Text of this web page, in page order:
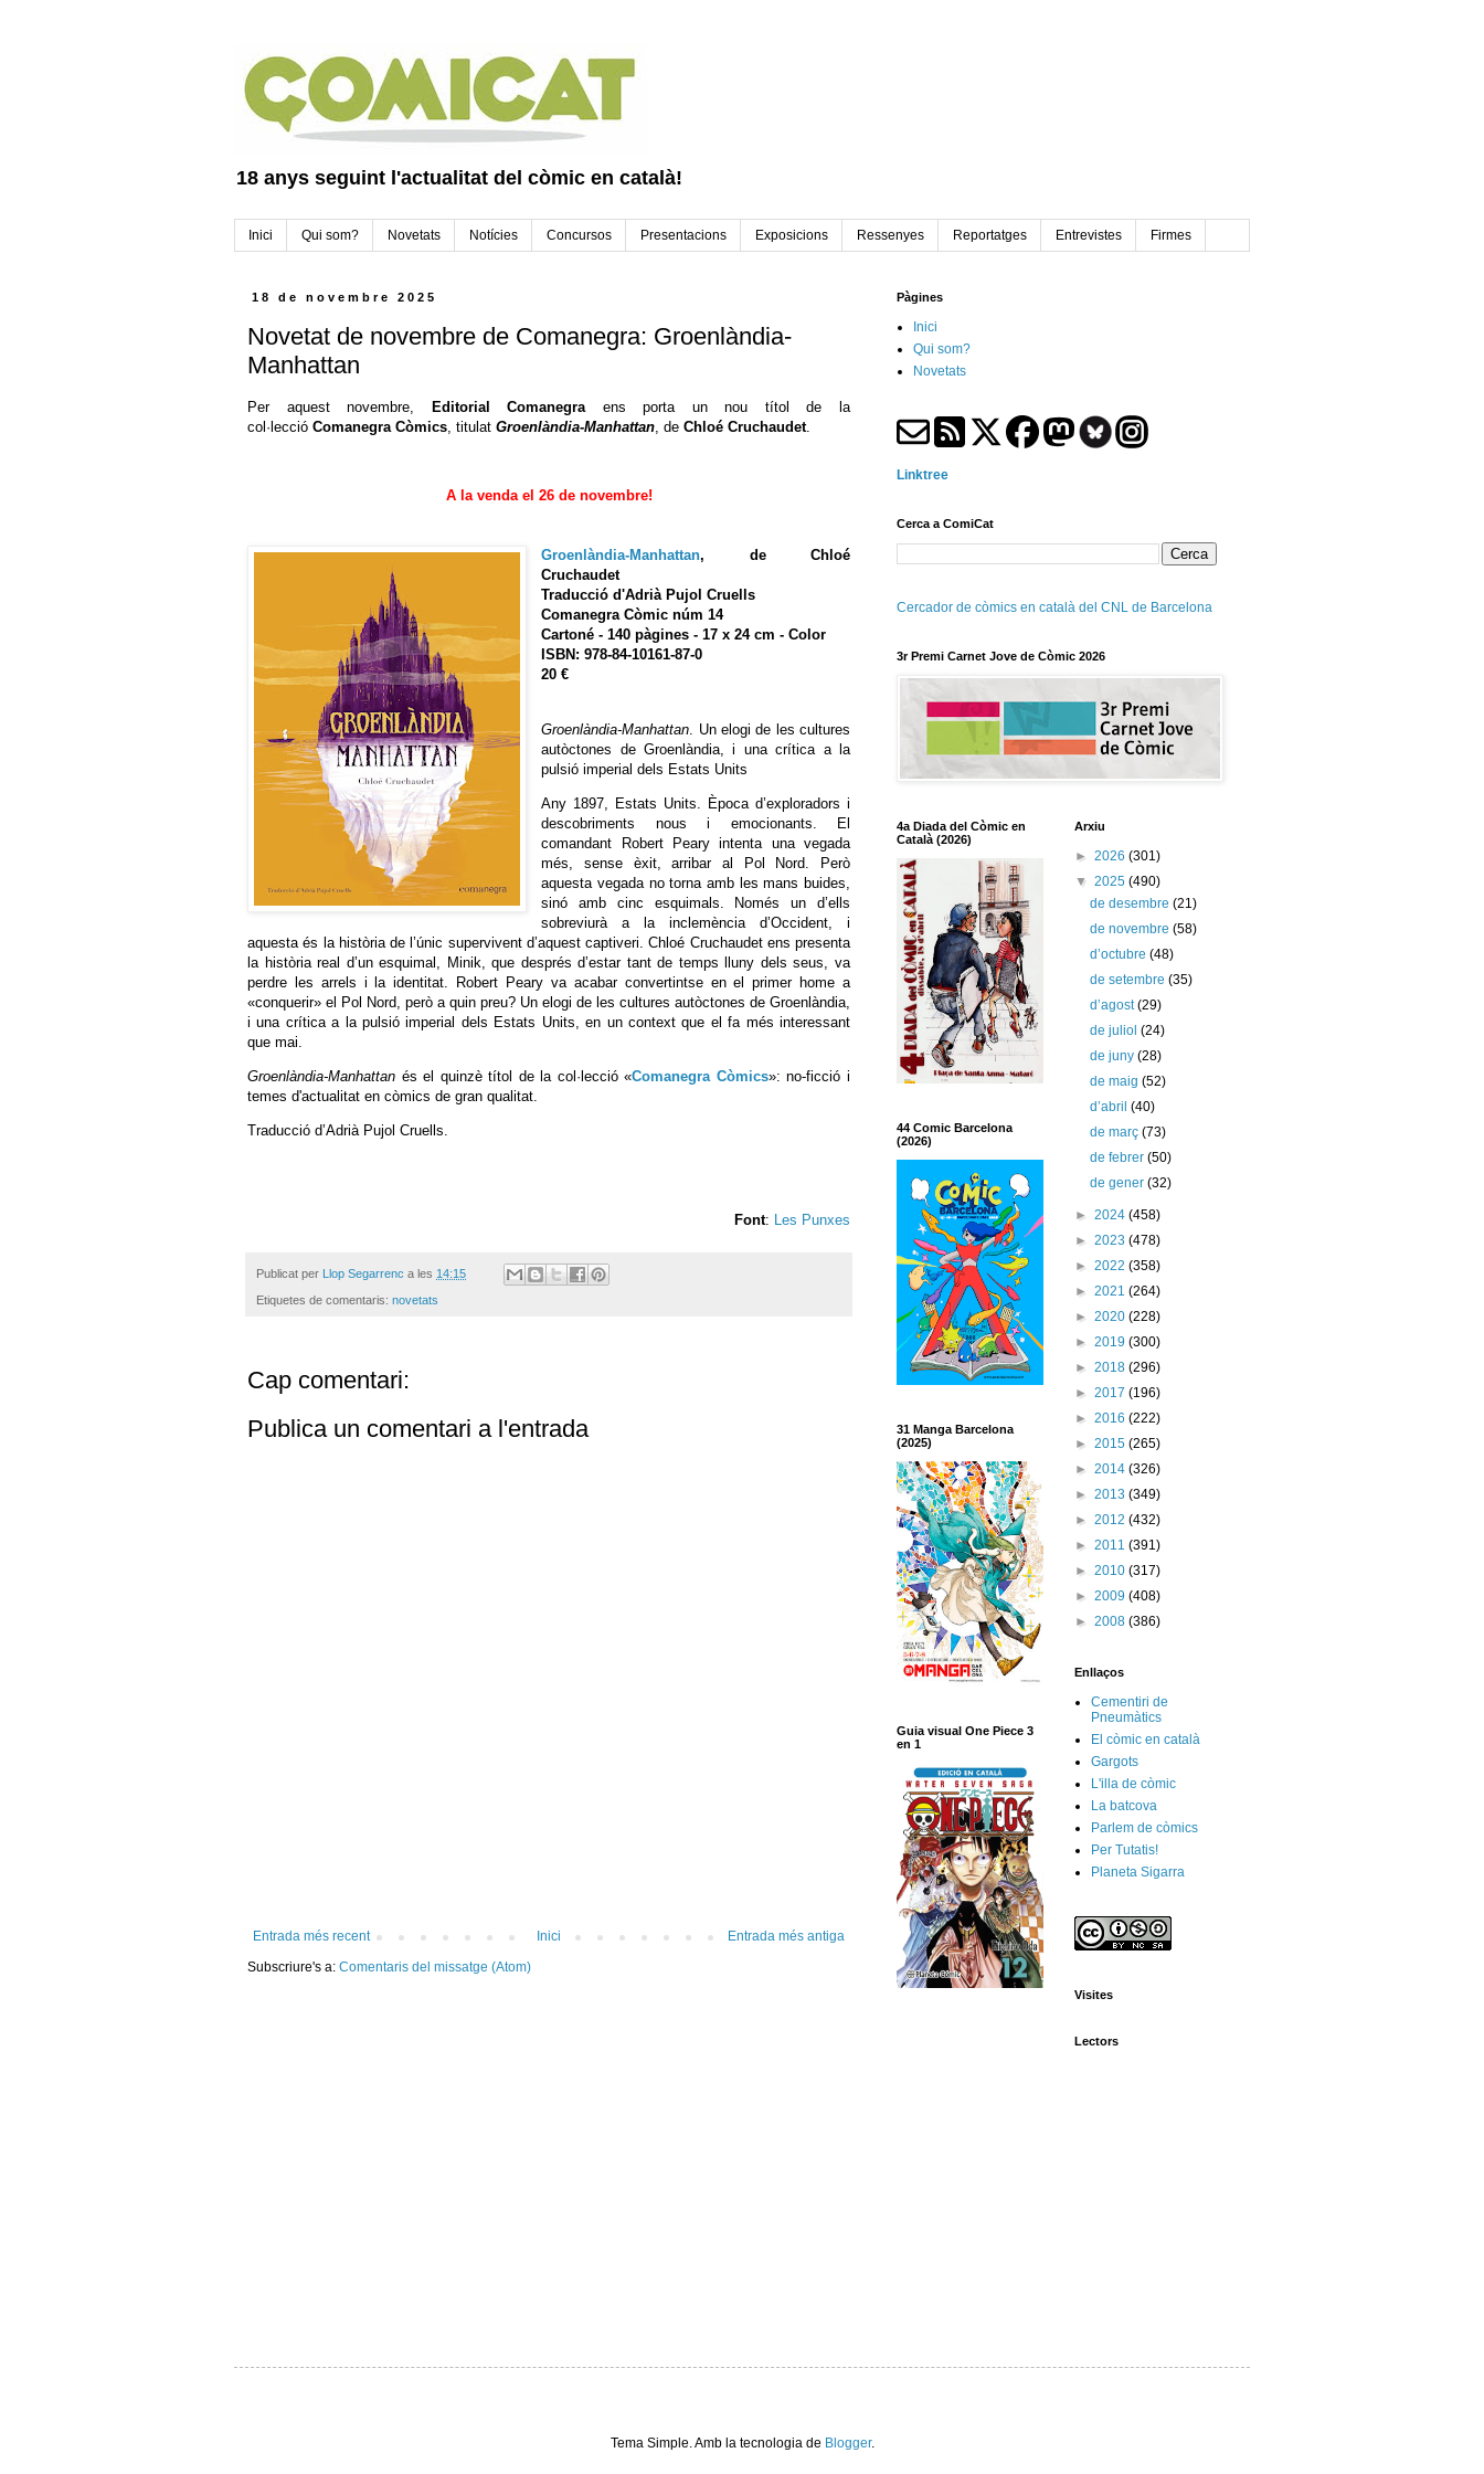
18 anys seguint l'actualitat del còmic en català!
Inici Qui som? Novetats Notícies Concursos Presentacions Exposicions Ressenyes Reportatges Entrevistes Firmes
18 de novembre 2025
Novetat de novembre de Comanegra: Groenlàndia-
Manhattan
Per aquest novembre, Editorial Comanegraens porta un nou títol de la
col·lecció Comanegra Còmics, titulat Groenlàndia-Manhattan, de Chloé Cruchaudet.
A la venda el 26 de novembre!
Groenlàndia-Manhattan, de Chloé
Cruchaudet
Traducció d'Adrià Pujol Cruells
Comanegra Còmic núm 14
Cartoné - 140 pàgines - 17 x 24 cm - Color
ISBN: 978-84-10161-87-0
20 €
Groenlàndia-Manhattan . Un elogi de les cultures
autòctones de Groenlàndia, i una crítica a la
pulsió imperial dels Estats Units
Any 1897, Estats Units. Època d’exploradors i
descobriments nous i emocionants. El
comandant Robert Peary intenta una vegada
més, sense èxit, arribar al Pol Nord. Però
aquesta vegada no torna amb les mans buides,
sinó amb cinc esquimals. Només un d’ells
sobreviurà a la inclemència d’Occident, i
aquesta és la història de l’únic supervivent d’aquest captiveri. Chloé Cruchaudet ens presenta
la història real d’un esquimal, Minik, que després d’estar tant de temps lluny dels seus, va
perdre les arrels i la identitat. Robert Peary va acabar convertintse en el primer home a
«conquerir» el Pol Nord, però a quin preu? Un elogi de les cultures autòctones de Groenlàndia,
i una crítica a la pulsió imperial dels Estats Units, en un context que el fa més interessant
que mai.
Groenlàndia-Manhattan és el quinzè títol de la col·lecció «Comanegra Còmics»: no-ficció i
temes d'actualitat en còmics de gran qualitat.
Traducció d’Adrià Pujol Cruells.
Font: Les Punxes
Publicat per Llop Segarrenc a les 14:15
Etiquetes de comentaris: novetats
Cap comentari:
Publica un comentari a l'entrada
Entrada més recent Entrada més antiga
Inici
Subscriure's a: Comentaris del missatge (Atom)
Pàgines
Inici
Qui som?
Novetats
Linktree
Cerca a ComiCat
Cercador de còmics en català del CNL de Barcelona
3r Premi Carnet Jove de Còmic 2026
4a Diada del Còmic en
Català (2026)
44 Comic Barcelona
(2026)
31 Manga Barcelona
(2025)
Guia visual One Piece 3
en 1
Arxiu
► 2026 (301)
▼ 2025 (490)
de desembre(21)
de novembre(58)
d’octubre(48)
de setembre(35)
d’agost(29)
de juliol(24)
de juny(28)
de maig(52)
d’abril(40)
de març(73)
de febrer(50)
de gener(32)
► 2024 (458)
► 2023 (478)
► 2022 (358)
► 2021 (264)
► 2020 (228)
► 2019 (300)
► 2018 (296)
► 2017 (196)
► 2016 (222)
► 2015 (265)
► 2014 (326)
► 2013 (349)
► 2012 (432)
► 2011 (391)
► 2010 (317)
► 2009 (408)
► 2008 (386)
Enllaços
Cementiri de
Pneumàtics
El còmic en català
Gargots
L'illa de còmic
La batcova
Parlem de còmics
Per Tutatis!
Planeta Sigarra
Visites
Lectors
Tema Simple. Amb la tecnologia de Blogger.